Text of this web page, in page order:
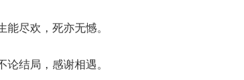
能尽欢，死亦无憾。
论结局，感谢相遇。